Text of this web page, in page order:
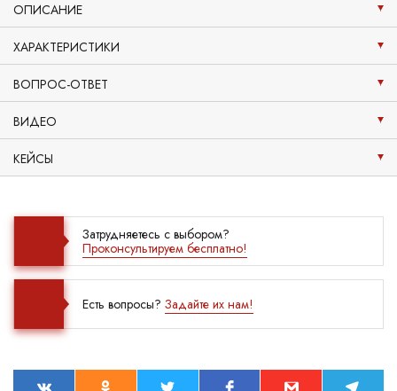
ОПИСАНИЕ
ХАРАКТЕРИСТИКИ
ВОПРОС-ОТВЕТ
ВИДЕО
КЕЙСЫ
Затрудняетесь с выбором?
Проконсультируем бесплатно!
Есть вопросы? Задайте их нам!